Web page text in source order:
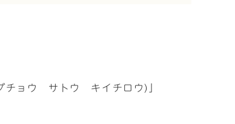
チョウ サトウ キイチロウ)」